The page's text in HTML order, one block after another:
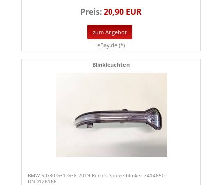
Preis:20,90 EUR
zum Angebot
eBay.de (*)
Blinkleuchten
BMW 5 G30 G31 G38 2019 Rechts Spiegelblinker 7414650
DND126166